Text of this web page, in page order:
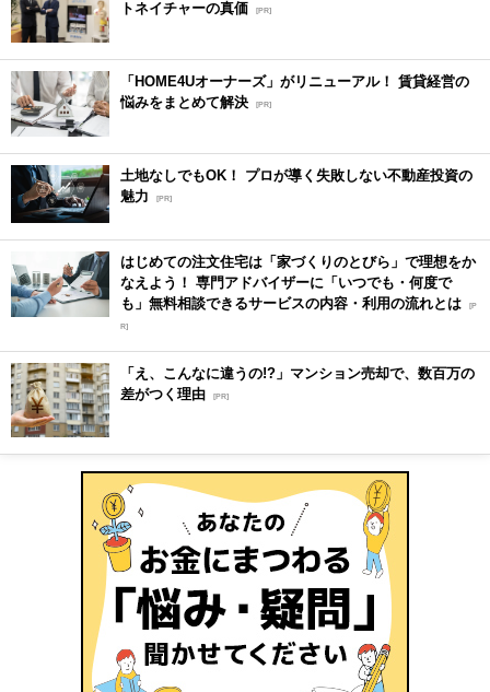
トネイチャーの真価 [PR]
「HOME4Uオーナーズ」がリニューアル！ 賃貸経営の
悩みをまとめて解決 [PR]
土地なしでもOK！ プロが導く失敗しない不動産投資の
魅力
[PR]
はじめての注文住宅は「家づくりのとびら」で理想をか
なえよう！ 専門アドバイザーに「いつでも・何度で
も」無料相談できるサービスの内容・利用の流れとは [P
R]
「え、こんなに違うの!?」マンション売却で、数百万の
差がつく理由 [PR]